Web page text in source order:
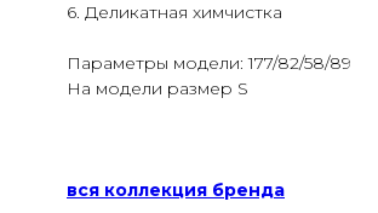
6. Деликатная химчистка
Параметры модели: 177/82/58/89
На модели размер S
вся коллекция бренда